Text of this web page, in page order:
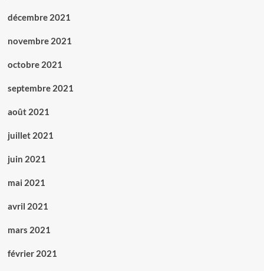
décembre 2021
novembre 2021
octobre 2021
septembre 2021
août 2021
juillet 2021
juin 2021
mai 2021
avril 2021
mars 2021
février 2021